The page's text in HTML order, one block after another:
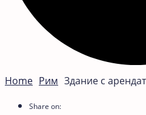
Home Рим Здание c
Share on: